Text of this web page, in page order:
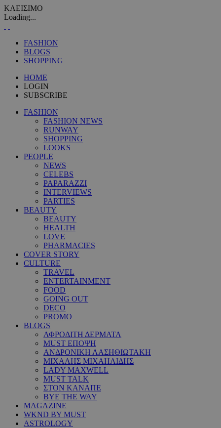
ΚΛΕΙΣΙΜΟ
Loading...
FASHION
BLOGS
SHOPPING
HOME
LOGIN
SUBSCRIBE
FASHION
FASHION NEWS
RUNWAY
SHOPPING
LOOKS
PEOPLE
NEWS
CELEBS
PAPARAZZI
INTERVIEWS
PARTIES
BEAUTY
BEAUTY
HEALTH
LOVE
PHARMACIES
COVER STORY
CULTURE
TRAVEL
ENTERTAINMENT
FOOD
GOING OUT
DECO
PROMO
BLOGS
ΑΦΡΟΔΙΤΗ ΔΕΡΜΑΤΑ
MUST ΕΠΟΨΗ
ΑΝΔΡΟΝΙΚΗ ΛΑΣΗΘΙΩΤΑΚΗ
ΜΙΧΑΛΗΣ ΜΙΧΑΗΛΙΔΗΣ
LADY MAXWELL
MUST TALK
ΣΤΟΝ ΚΑΝΑΠΕ
BYE THE WAY
MAGAZINE
WKND BY MUST
ASTROLOGY